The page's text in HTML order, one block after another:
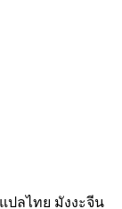
ปลไทย มังงะจีน